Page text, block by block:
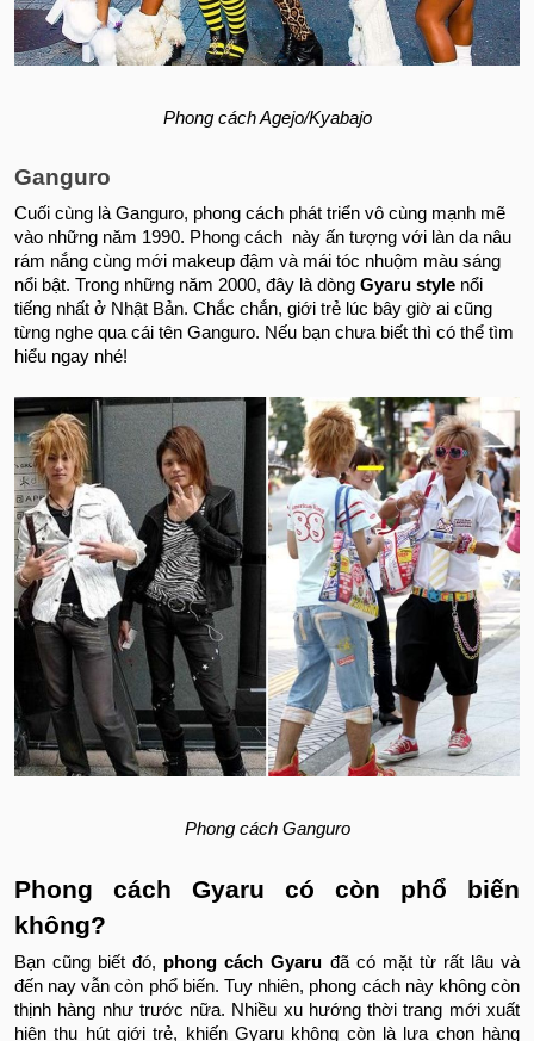
Phong cách Agejo/Kyabajo
Ganguro
Cuối cùng là Ganguro, phong cách phát triển vô cùng mạnh mẽ
vào những năm 1990. Phong cách này ấn tượng với làn da nâu
rám nắng cùng mới makeup đậm và mái tóc nhuộm màu sáng
nổi bật. Trong những năm 2000, đây là dòng Gyaru style nổi
tiếng nhất ở Nhật Bản. Chắc chắn, giới trẻ lúc bây giờ ai cũng
từng nghe qua cái tên Ganguro. Nếu bạn chưa biết thì có thể tìm
hiểu ngay nhé!
Phong cách Ganguro
Phong cách Gyaru có còn phổ biến
không?
Bạn cũng biết đó, phong cách Gyaru đã có mặt từ rất lâu và
đến nay vẫn còn phổ biến. Tuy nhiên, phong cách này không còn
thịnh hàng như trước nữa. Nhiều xu hướng thời trang mới xuất
hiện thu hút giới trẻ, khiến Gyaru không còn là lựa chọn hàng